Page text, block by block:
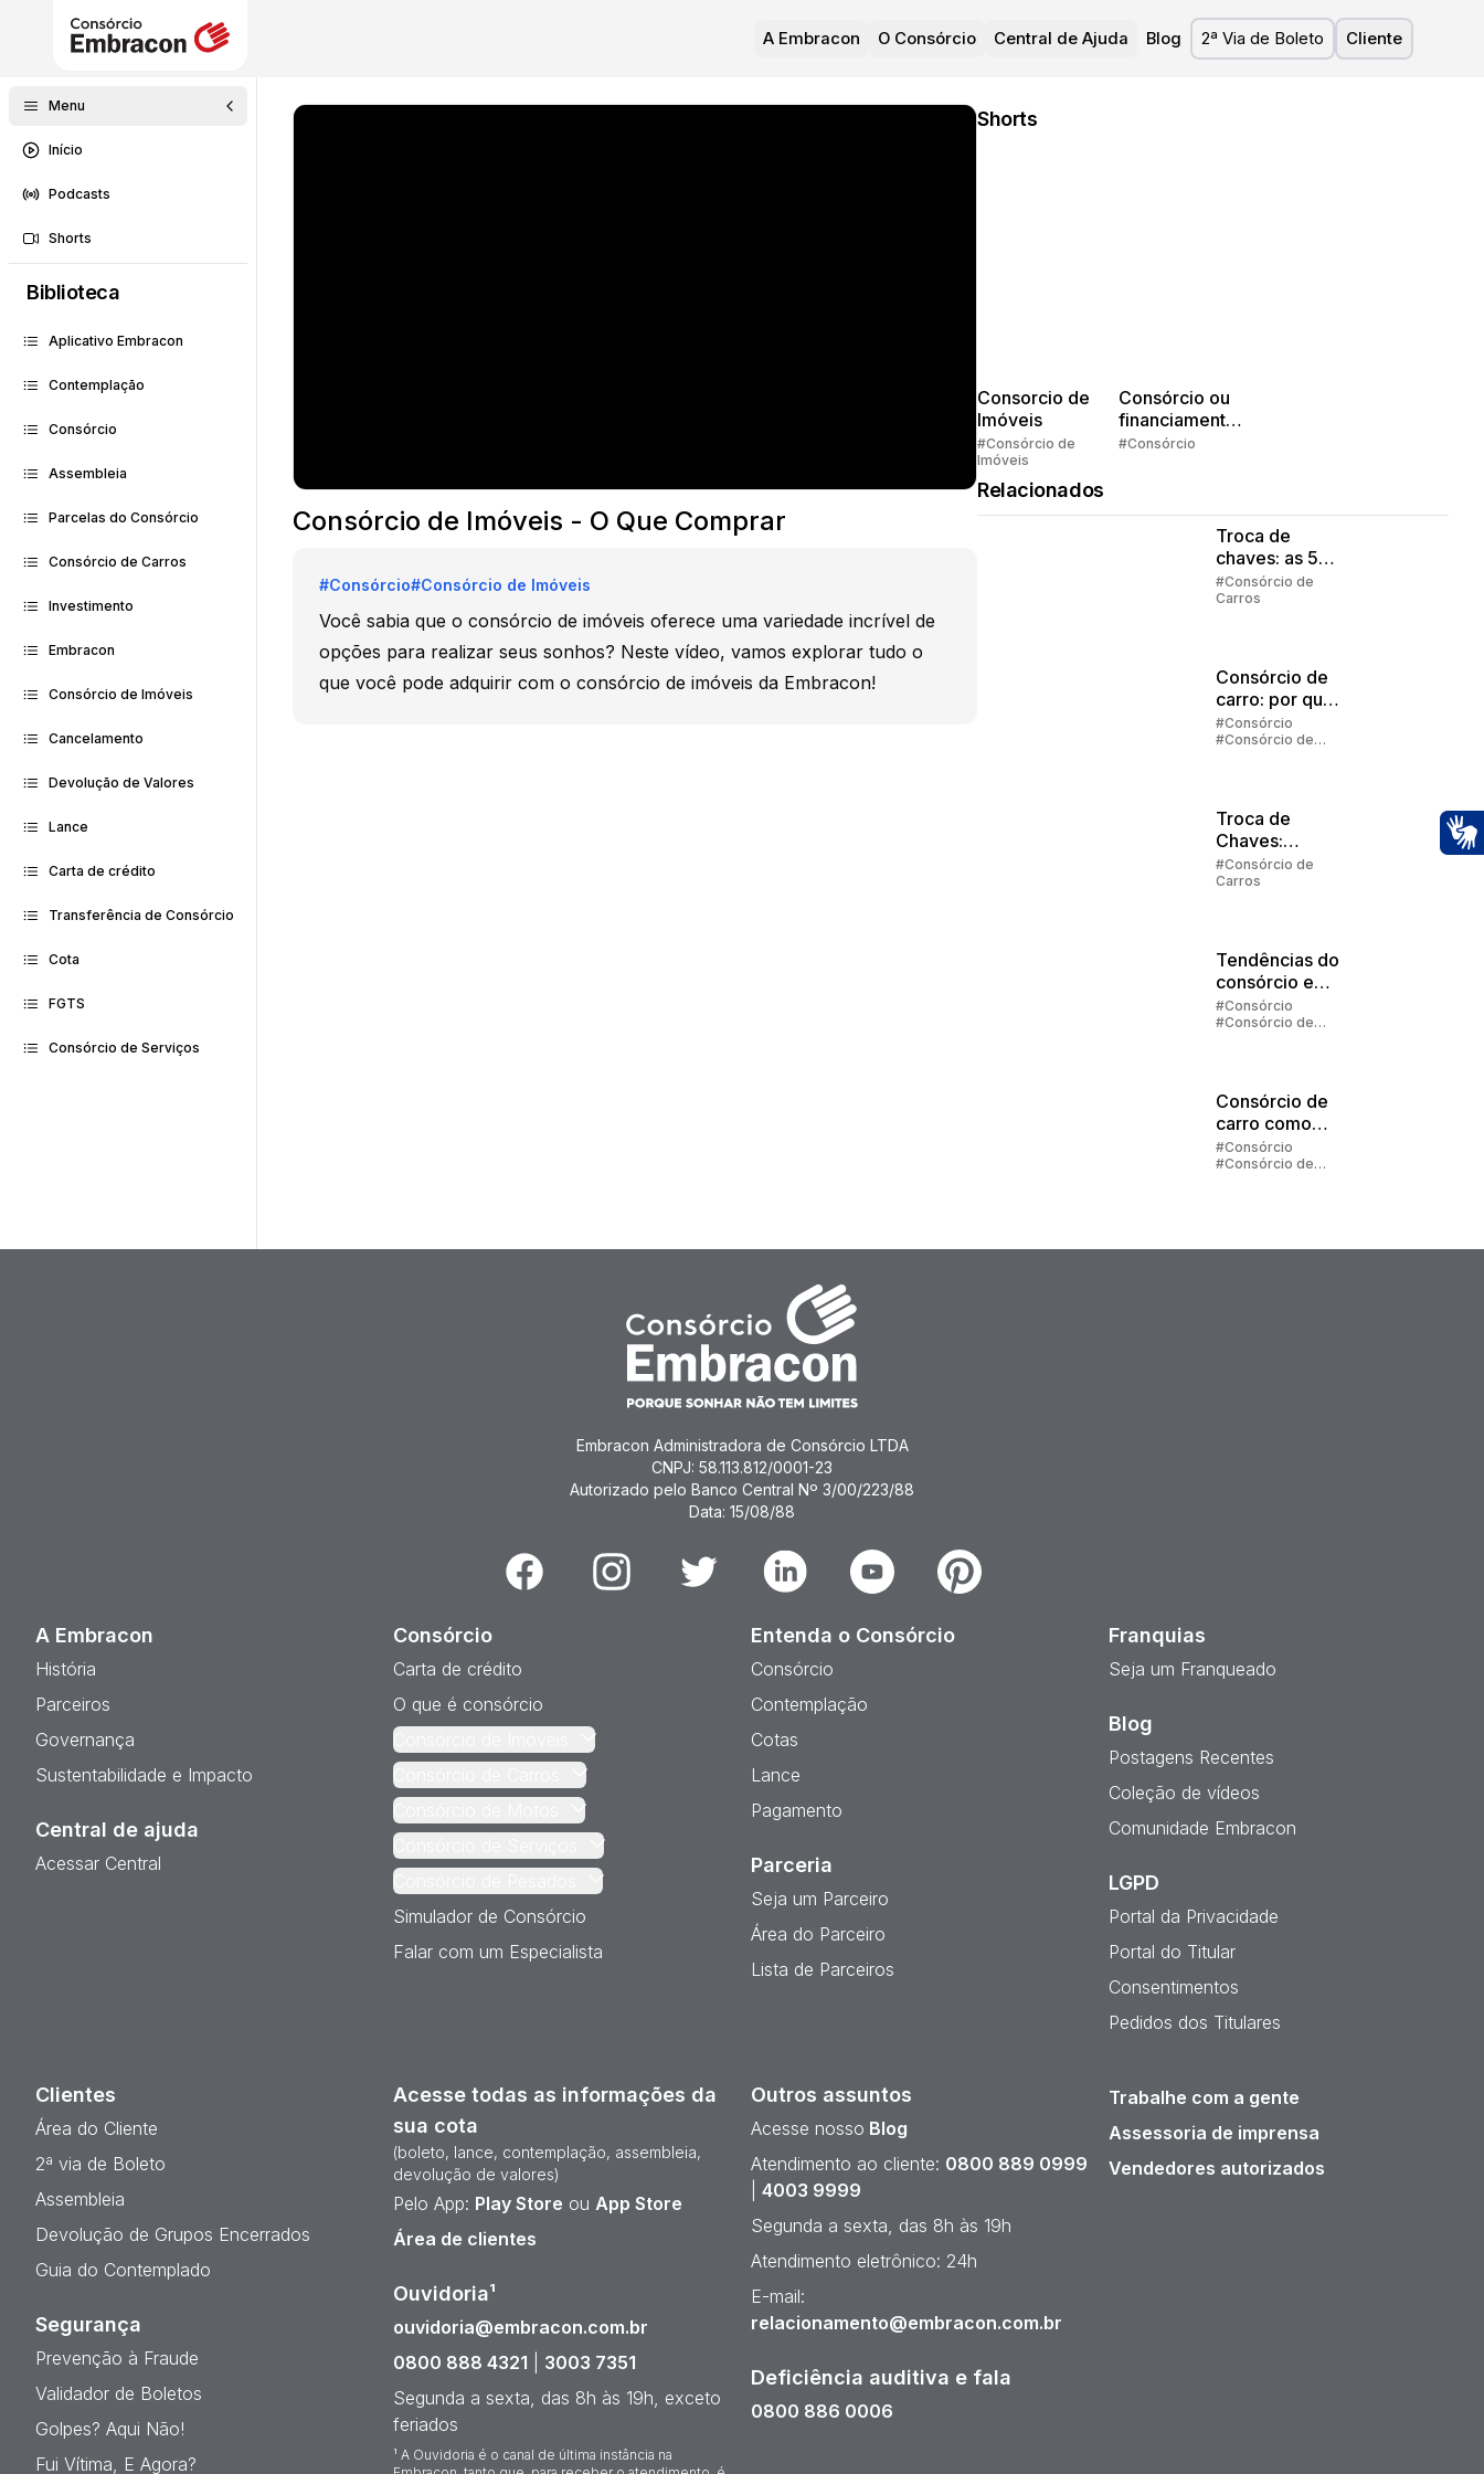
A Embracon O Consórcio Central de Ajuda Blog 2ª Via de Boleto Cliente
Menu
Início
Podcasts
Shorts
Biblioteca
Aplicativo Embracon
Contemplação
Consórcio
Assembleia
Parcelas do Consórcio
Consórcio de Carros
Investimento
Embracon
Consórcio de Imóveis
Cancelamento
Devolução de Valores
Lance
Carta de crédito
Transferência de Consórcio
Cota
FGTS
Consórcio de Serviços
Consórcio de Imóveis - O Que Comprar
#Consórcio#Consórcio de Imóveis
Você sabia que o consórcio de imóveis oferece uma variedade incrível de
opções para realizar seus sonhos? Neste vídeo, vamos explorar tudo o
que você pode adquirir com o consórcio de imóveis da Embracon!
Shorts
Consorcio de
Imóveis
#Consórcio de
Imóveis
Consórcio ou
financiamento?
Quem pensa
#Consórcio
Relacionados
Troca de
chaves: as 5
regras
principais
#Consórcio de
Carros
Consórcio de
carro: por que
vale a pena
investir?
#Consórcio
#Consórcio de
Troca de
Chaves:
Entenda como
funciona
#Consórcio de
Carros
Tendências do
consórcio em
2025
#Consórcio
#Consórcio de
Consórcio de
carro como
presente
#Consórcio
#Consórcio de
Embracon Administradora de Consórcio LTDA
CNPJ: 58.113.812/0001-23
Autorizado pelo Banco Central Nº 3/00/223/88
Data: 15/08/88
Facebook Instagram Twitter Linkedin Youtube Pinterest
A Embracon
História
Parceiros
Governança
Sustentabilidade e Impacto
Central de ajuda
Acessar Central
Consórcio
Carta de crédito
O que é consórcio
Simulador de Consórcio
Falar com um Especialista
Entenda o Consórcio
Consórcio
Contemplação
Cotas
Lance
Pagamento
Parceria
Seja um Parceiro
Área do Parceiro
Lista de Parceiros
Franquias
Seja um Franqueado
Blog
Postagens Recentes
Coleção de vídeos
Comunidade Embracon
LGPD
Portal da Privacidade
Portal do Titular
Consentimentos
Pedidos dos Titulares
Clientes
Área do Cliente
2ª via de Boleto
Assembleia
Devolução de Grupos Encerrados
Guia do Contemplado
Segurança
Prevenção à Fraude
Validador de Boletos
Golpes? Aqui Não!
Fui Vítima, E Agora?
Acesse todas as informações da
sua cota
(boleto, lance, contemplação, assembleia,
devolução de valores)
Pelo App: Play Store ou App Store
Área de clientes
Ouvidoria¹
ouvidoria@embracon.com.br
0800 888 4321
3003 7351
Segunda a sexta, das 8h às 19h, exceto
feriados
¹ A Ouvidoria é o canal de última instância na
Outros assuntos
Acesse nosso Blog
Atendimento ao cliente: 0800 889 0999
4003 9999
Segunda a sexta, das 8h às 19h
Atendimento eletrônico: 24h
E-mail:
relacionamento@embracon.com.br
Deficiência auditiva e fala
0800 886 0006
Trabalhe com a gente
Assessoria de imprensa
Vendedores autorizados